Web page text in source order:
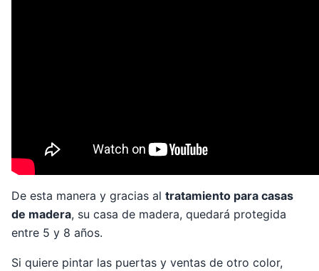
De esta manera y gracias al tratamiento para casas
de madera, su casa de madera, quedará protegida
entre 5 y 8 años.
Si quiere pintar las puertas y ventas de otro color,